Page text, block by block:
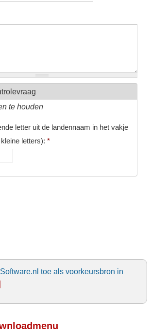
te houden
letter uit de landennaam in het vakje
letters): *
toe als voorkeursbron in